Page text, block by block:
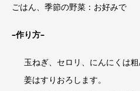
ごはん、季節の野菜：お好みで
–作り方–
玉ねぎ、セロリ、にんにくは
姜はすりおろします。